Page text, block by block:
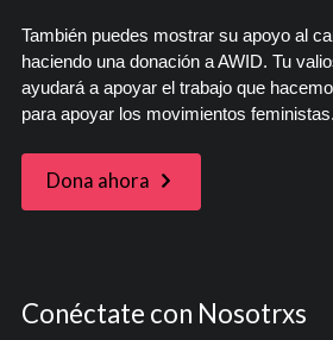
También puedes mostrar su apoyo al
haciendo una donación a AWID. Tu
ayudará a apoyar el trabajo que
para apoyar los movimientos feministas.
Dona ahora
Conéctate con Nosotrxs